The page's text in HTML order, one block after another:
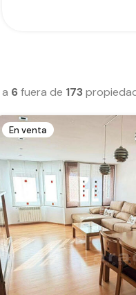
a 6fuera de 173
En venta